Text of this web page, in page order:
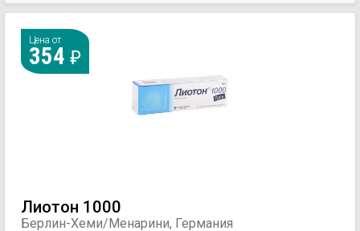
Цена от
354
Лиотон 1000
Берлин-Хеми/Менарини, Германия